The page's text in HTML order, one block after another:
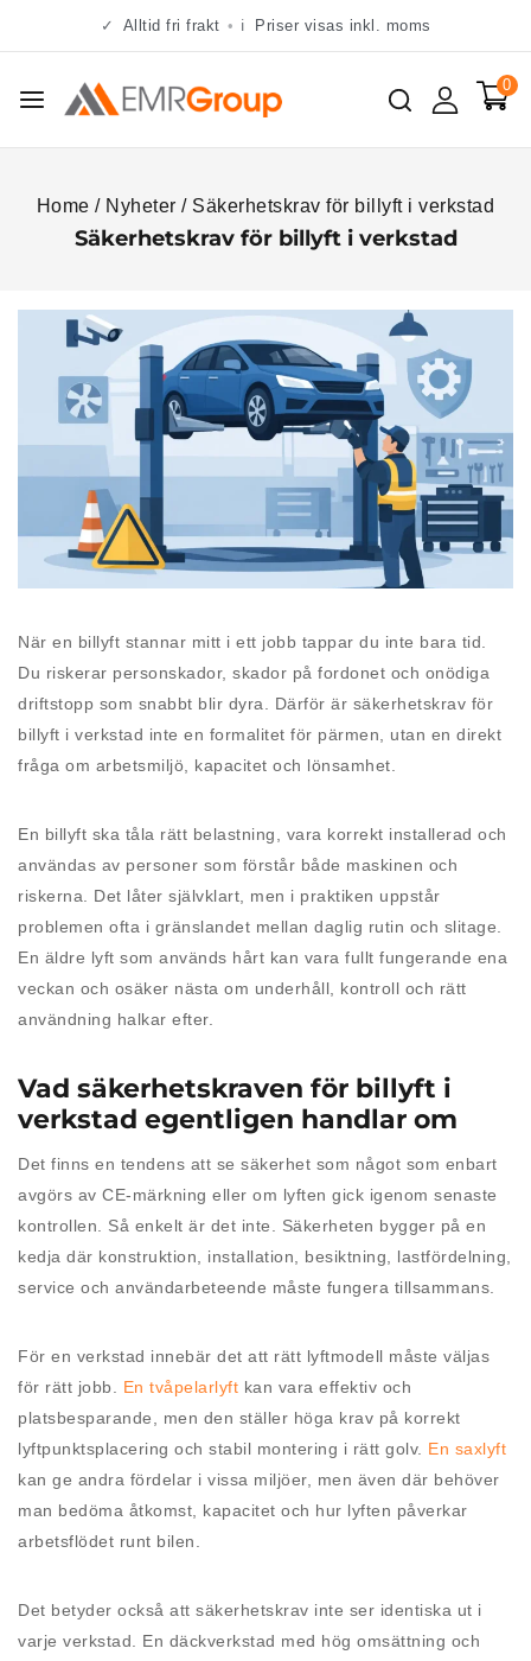
✓ Alltid fri frakt • ℹ Priser visas inkl. moms
0
Home / Nyheter / Säkerhetskrav för billyft i verkstad
Säkerhetskrav för billyft i verkstad
När en billyft stannar mitt i ett jobb tappar du inte bara tid.
Du riskerar personskador, skador på fordonet och onödiga
driftstopp som snabbt blir dyra. Därför är säkerhetskrav för
billyft i verkstad inte en formalitet för pärmen, utan en direkt
fråga om arbetsmiljö, kapacitet och lönsamhet.
En billyft ska tåla rätt belastning, vara korrekt installerad och
användas av personer som förstår både maskinen och
riskerna. Det låter självklart, men i praktiken uppstår
problemen ofta i gränslandet mellan daglig rutin och slitage.
En äldre lyft som används hårt kan vara fullt fungerande ena
veckan och osäker nästa om underhåll, kontroll och rätt
användning halkar efter.
Vad säkerhetskraven för billyft i
verkstad egentligen handlar om
Det finns en tendens att se säkerhet som något som enbart
avgörs av CE-märkning eller om lyften gick igenom senaste
kontrollen. Så enkelt är det inte. Säkerheten bygger på en
kedja där konstruktion, installation, besiktning, lastfördelning,
service och användarbeteende måste fungera tillsammans.
För en verkstad innebär det att rätt lyftmodell måste väljas
för rätt jobb. En tvåpelarlyft kan vara effektiv och
platsbesparande, men den ställer höga krav på korrekt
lyftpunktsplacering och stabil montering i rätt golv. En saxlyft
kan ge andra fördelar i vissa miljöer, men även där behöver
man bedöma åtkomst, kapacitet och hur lyften påverkar
arbetsflödet runt bilen.
Det betyder också att säkerhetskrav inte ser identiska ut i
varje verkstad. En däckverkstad med hög omsättning och